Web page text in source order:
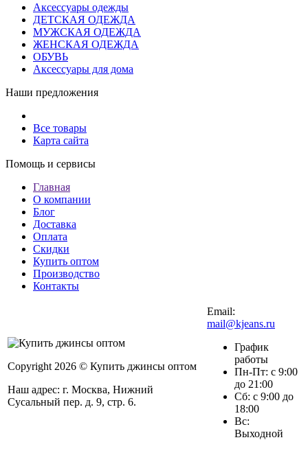
Аксессуары одежды
ДЕТСКАЯ ОДЕЖДА
МУЖСКАЯ ОДЕЖДА
ЖЕНСКАЯ ОДЕЖДА
ОБУВЬ
Аксессуары для дома
Наши предложения
Все товары
Карта сайта
Помощь и сервисы
Главная
О компании
Блог
Доставка
Оплата
Скидки
Купить оптом
Производство
Контакты
Copyright 2026 © Купить джинсы оптом
Наш адрес: г. Москва, Нижний
Сусальный пер. д. 9, стр. 6.
Email:
mail@kjeans.ru
График
работы
Пн-Пт: с 9:00
до 21:00
Сб: с 9:00 до
18:00
Вс:
Выходной